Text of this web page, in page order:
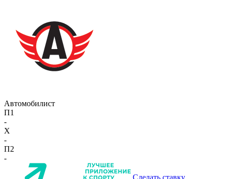
Автомобилист
П1
-
X
-
П2
-